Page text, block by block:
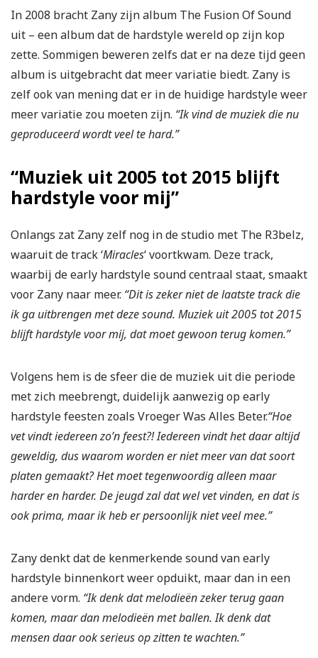
In 2008 bracht Zany zijn album The Fusion Of Sound
uit – een album dat de hardstyle wereld op zijn kop
zette. Sommigen beweren zelfs dat er na deze tijd geen
album is uitgebracht dat meer variatie biedt. Zany is
zelf ook van mening dat er in de huidige hardstyle weer
meer variatie zou moeten zijn. “Ik vind de muziek die nu
geproduceerd wordt veel te hard.”
“Muziek uit 2005 tot 2015 blijft
hardstyle voor mij”
Onlangs zat Zany zelf nog in de studio met The R3belz,
waaruit de track ‘Miracles‘ voortkwam. Deze track,
waarbij de early hardstyle sound centraal staat, smaakt
voor Zany naar meer. “Dit is zeker niet de laatste track die
ik ga uitbrengen met deze sound. Muziek uit 2005 tot 2015
blijft hardstyle voor mij, dat moet gewoon terug komen.”
Volgens hem is de sfeer die de muziek uit die periode
met zich meebrengt, duidelijk aanwezig op early
hardstyle feesten zoals Vroeger Was Alles Beter.“Hoe
vet vindt iedereen zo’n feest?! Iedereen vindt het daar altijd
geweldig, dus waarom worden er niet meer van dat soort
platen gemaakt? Het moet tegenwoordig alleen maar
harder en harder. De jeugd zal dat wel vet vinden, en dat is
ook prima, maar ik heb er persoonlijk niet veel mee.”
Zany denkt dat de kenmerkende sound van early
hardstyle binnenkort weer opduikt, maar dan in een
andere vorm. “Ik denk dat melodieën zeker terug gaan
komen, maar dan melodieën met ballen. Ik denk dat
mensen daar ook serieus op zitten te wachten.”